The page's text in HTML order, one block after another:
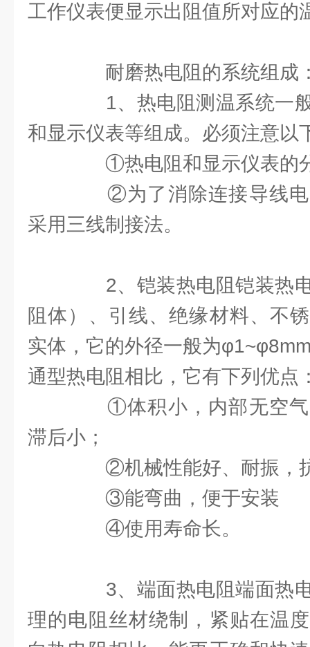
工作仪表便显示出阻值所对应的
耐磨热电阻的系统组成
1、热电阻测温系统一般
和显示仪表等组成。必须注意以
①热电阻和显示仪表的
②为了消除连接导线电
采用三线制接法。
2、铠装热电阻铠装热电
阻体）、引线、绝缘材料、不
实体，它的外径一般为
通型热电阻相比，它有下列优点
①体积小，内部无空气
滞后小；
②机械性能好、耐振，
③能弯曲，便于安装
④使用寿命长。
3、端面热电阻端面热电
理的电阻丝材绕制，紧贴在温